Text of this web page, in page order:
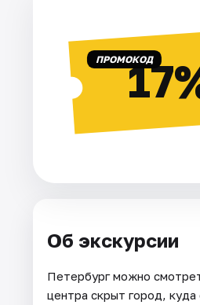
ПРОМОКОД
Об экскурсии
Петербург можно
центра скрыт город,